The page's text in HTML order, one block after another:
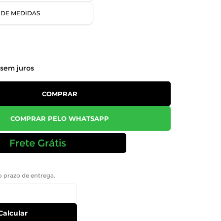
MEDIDAS
sem juros
COMPRAR
COMPRAR PELO WHATSAPP
Frete Grátis
prazo de entrega.